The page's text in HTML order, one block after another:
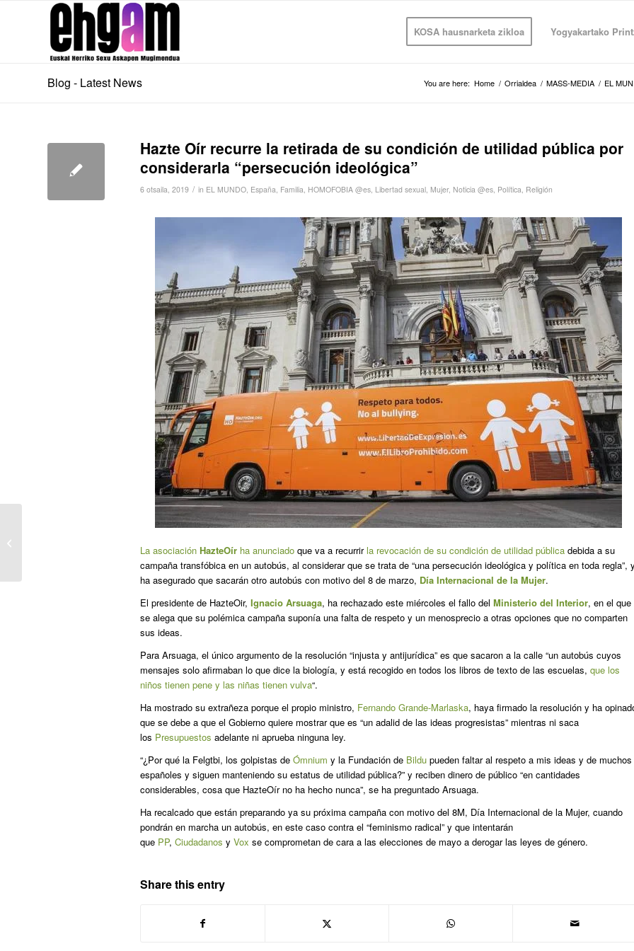
KOSA hausnarketa zikloa Yogyakartako
Blog - Latest News You are here: Home / Orrialdea / MASS-MEDIA / EL
Hazte Oír recurre la retirada de su condición de utilidad pública por
considerarla “persecución ideológica”
6 otsaila, 2019 / in EL MUNDO, España, Familia, HOMOFOBIA @es, Libertad sexual, Mujer, Noticia @es, Política, Religión
La asociación HazteOír ha anunciado que va a recurrirla revocación de su condición de utilidad pública debida a su
campaña transfóbica en un autobús, al considerar que se trata de “una persecución ideológica y política en toda regla”,
ha asegurado que sacarán otro autobús con motivo del 8 de marzo, Día Internacional de la Mujer.
El presidente de HazteOir, Ignacio Arsuaga, ha rechazado este miércoles el fallo del Ministerio del Interior, en el que
se alega que su polémica campaña suponía una falta de respeto y un menosprecio a otras opciones que no comparten
sus ideas.
Para Arsuaga, el único argumento de la resolución “injusta y antijurídica” es que sacaron a la calle “un autobús cuyos
mensajes solo afirmaban lo que dice la biología, y está recogido en todos los libros de texto de las escuelas, que los
niños tienen pene y las niñas tienen vulva“.
Ha mostrado su extrañeza porque el propio ministro, Fernando Grande-Marlaska, haya firmado la resolución y ha
que se debe a que el Gobierno quiere mostrar que es “un adalid de las ideas progresistas” mientras ni saca
los Presupuestos adelante ni aprueba ninguna ley.
“¿Por qué la Felgtbi, los golpistas de Ómnium y la Fundación de Bildu pueden faltar al respeto a mis ideas y de muchos
españoles y siguen manteniendo su estatus de utilidad pública?” y reciben dinero de público “en cantidades
considerables, cosa que HazteOír no ha hecho nunca”, se ha preguntado Arsuaga.
Ha recalcado que están preparando ya su próxima campaña con motivo del 8M, Día Internacional de la Mujer, cuando
pondrán en marcha un autobús, en este caso contra el “feminismo radical” y que intentarán
que PP, Ciudadanos y Vox se comprometan de cara a las elecciones de mayo a derogar las leyes de género.
Share this entry
HazteOir anuncia ahora un nuevo